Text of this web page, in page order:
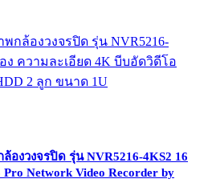
องวงจรปิด รุ่น NVR5216-4KS2 16
Network Video Recorder by